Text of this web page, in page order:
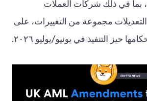
بما في ذلك شركات العملات
مجموعة من التغييرات، على
حيز التنفيذ في يونيو/يوليو ٢٠٢٦.